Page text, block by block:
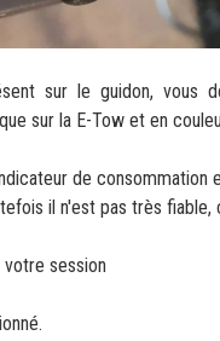
sur le guidon, vous
sur la E-Tow et en
de consommation
il n'est pas très
session